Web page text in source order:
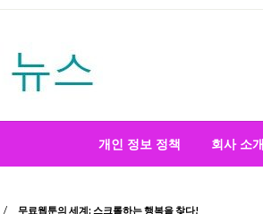
개인 정보 정책 회사 소개
무료웹툰의 세계: 스크롤하는 행복을 찾다!